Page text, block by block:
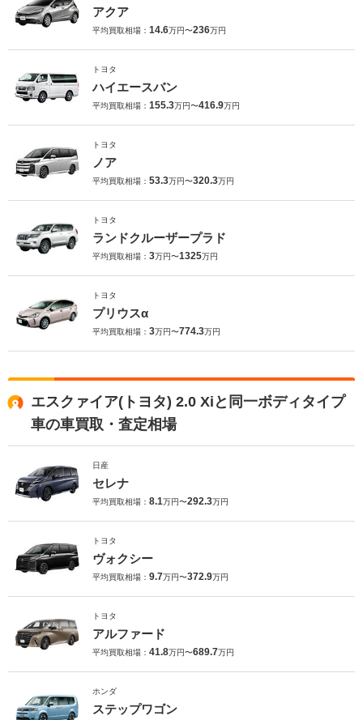
アクア
平均買取相場： 14.6万円〜236万円
トヨタ
ハイエースバン
平均買取相場： 155.3万円〜416.9万円
トヨタ
ノア
平均買取相場： 53.3万円〜320.3万円
トヨタ
ランドクルーザープラド
平均買取相場： 3万円〜1325万円
トヨタ
プリウスα
平均買取相場： 3万円〜774.3万円
エスクァイア(トヨタ) 2.0 Xiと同一ボディタイプ
車の車買取・査定相場
日産
セレナ
平均買取相場： 8.1万円〜292.3万円
トヨタ
ヴォクシー
平均買取相場： 9.7万円〜372.9万円
トヨタ
アルファード
平均買取相場： 41.8万円〜689.7万円
ホンダ
ステップワゴン